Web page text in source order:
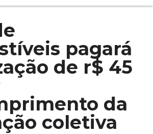
pagará
de r$ 45
da
coletiva